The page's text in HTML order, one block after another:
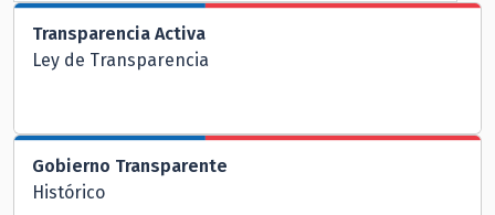
Transparencia Activa
Ley de Transparencia
Gobierno Transparente
Histórico